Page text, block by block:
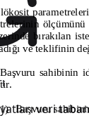
veri
lökosit
bırakılan
ve teklifinin
Başvuru sahibinin
1)Başvuru